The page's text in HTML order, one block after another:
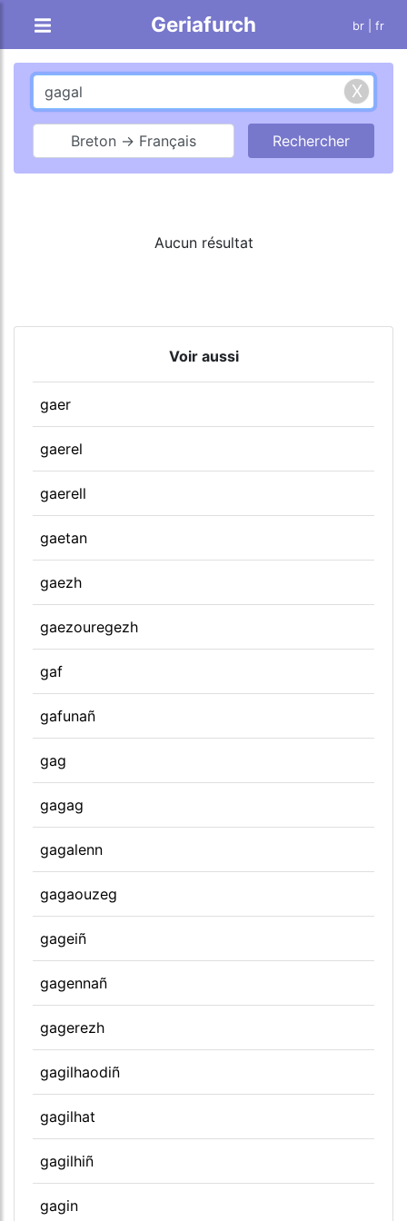
Geriafurch br | fr
Breton → Français
Aucun résultat
Voir aussi
gaer
gaerel
gaerell
gaetan
gaezh
gaezouregezh
gaf
gafunañ
gag
gagag
gagalenn
gagaouzeg
gageiñ
gagennañ
gagerezh
gagilhaodiñ
gagilhat
gagilhiñ
gagin